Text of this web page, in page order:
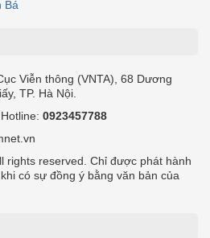
Bá
Viễn thông (VNTA), 68 Dương
TP. Hà Nội.
0923457788
rights reserved. Chỉ được phát hành
có sự đồng ý bằng văn bản của